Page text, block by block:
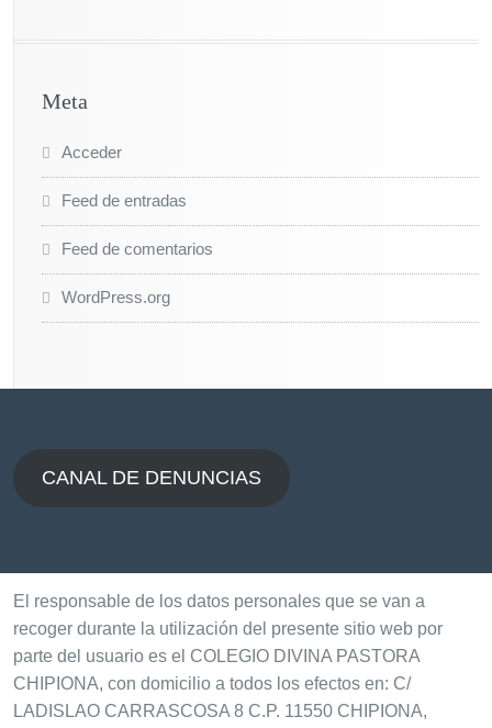
Meta
Acceder
Feed de entradas
Feed de comentarios
WordPress.org
CANAL DE DENUNCIAS
El responsable de los datos personales que se van a
recoger durante la utilización del presente sitio web por
parte del usuario es el COLEGIO DIVINA PASTORA
CHIPIONA, con domicilio a todos los efectos en: C/
LADISLAO CARRASCOSA 8 C.P. 11550 CHIPIONA,